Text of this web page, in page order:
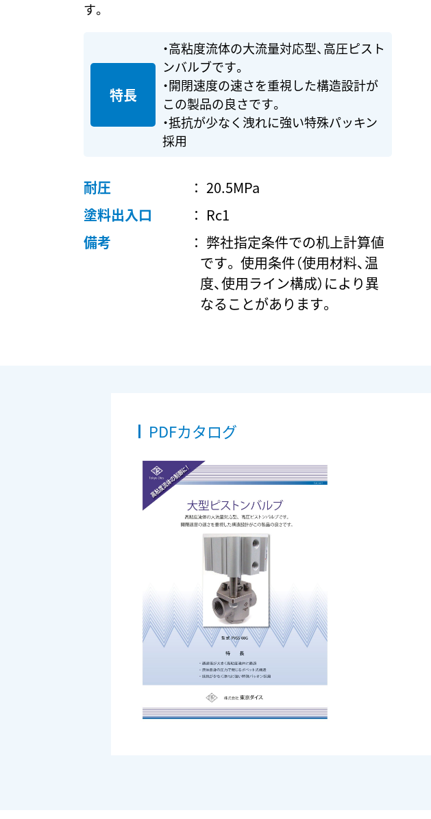
す。
特長
・高粘度流体の大流量対応型、高圧ピスト
ンバルブです。
・開閉速度の速さを重視した構造設計が
この製品の良さです。
・抵抗が少なく洩れに強い特殊パッキン
採用
耐圧
20.5MPa
塗料出入口
Rc1
備考
弊社指定条件での机上計算値
です。 使用条件（使用材料、温
度、使用ライン構成）により異
なることがあります。
PDFカタログ